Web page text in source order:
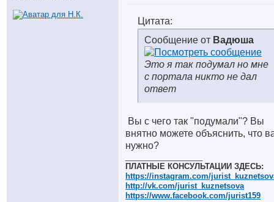
Цитата:
Сообщение от Вадюша
Это я так подумал но мне
с портала никто не дал
ответ
Вы с чего так "подумали"? Вы
внятно можете объяснить, что
нужно?
ПЛАТНЫЕ КОНСУЛЬТАЦИИ ЗДЕСЬ:
https://instagram.com/
http://vk.com/jurist_kuznetsova
https://www.facebook.com/jurist159